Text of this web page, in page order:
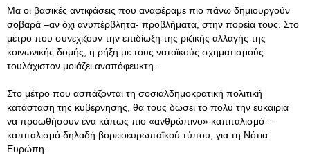
Μα οι βασικές αντιφάσεις που αναφέραμε πιο πάνω δημιουργούν
σοβαρά –αν όχι ανυπέρβλητα- προβλήματα, στην πορεία τους. Στο
μέτρο που συνεχίζουν την επιδίωξη της ριζικής αλλαγής της
κοινωνικής δομής, η ρήξη με τους νατοϊκούς σχηματισμούς
τουλάχιστον μοιάζει αναπόφευκτη.
Στο μέτρο που ασπάζονται τη σοσιαλδημοκρατική πολιτική
κατάσταση της κυβέρνησης, θα τους δώσει το πολύ την ευκαιρία
να προωθήσουν ένα κάπως πιο «ανθρώπινο» καπιταλισμό –
καπιταλισμό δηλαδή βορειοευρωπαϊκού τύπου, για τη Νότια
Ευρώπη.